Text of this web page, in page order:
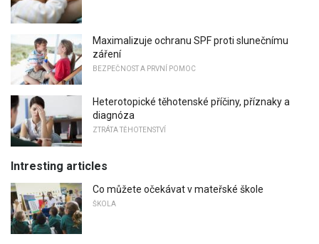
Maximalizuje ochranu SPF proti slunečnímu
záření
BEZPEČNOST A PRVNÍ POMOC
Heterotopické těhotenské příčiny, příznaky a
diagnóza
ZTRÁTA TĚHOTENSTVÍ
Intresting articles
Co můžete očekávat v mateřské škole
ŠKOLA